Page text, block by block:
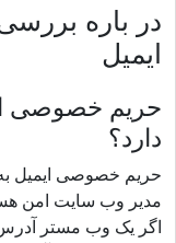
در باره
ایمیل
حریم خصوصی
دارد؟
حریم خصوصی ایمیل به
مدیر وب سایت امن
اگر یک وب مستر